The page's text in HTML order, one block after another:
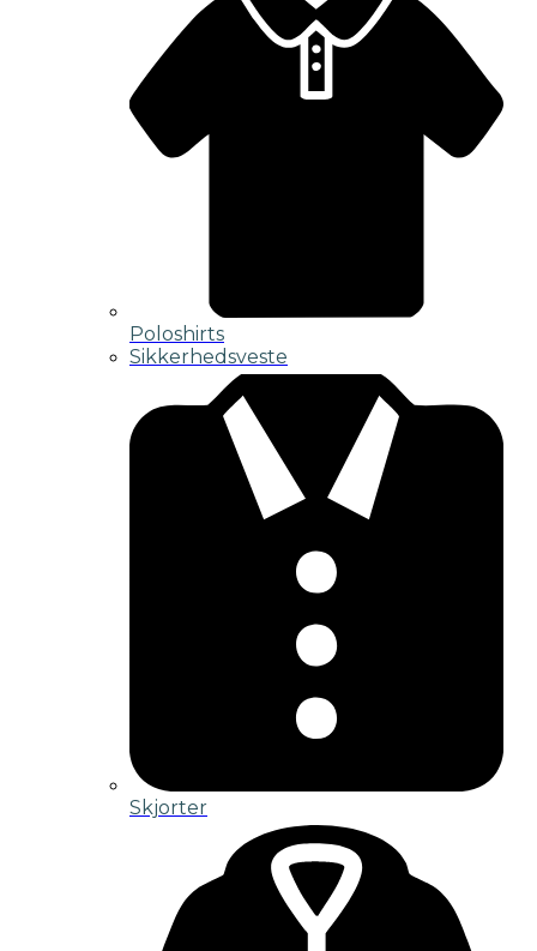
Poloshirts
Sikkerhedsveste
Skjorter